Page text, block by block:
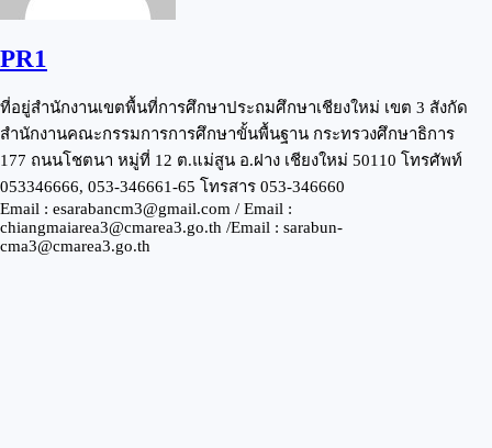
PR1
ที่อยู่สำนักงานเขตพื้นที่การศึกษาประถมศึกษาเชียงใหม่ เขต 3 สังกัด
สำนักงานคณะกรรมการการศึกษาขั้นพื้นฐาน กระทรวงศึกษาธิการ
177 ถนนโชตนา หมู่ที่ 12 ต.แม่สูน อ.ฝาง เชียงใหม่ 50110 โทรศัพท์
053346666, 053-346661-65 โทรสาร 053-346660
Email : esarabancm3@gmail.com / Email :
chiangmaiarea3@cmarea3.go.th /Email : sarabun-
cma3@cmarea3.go.th